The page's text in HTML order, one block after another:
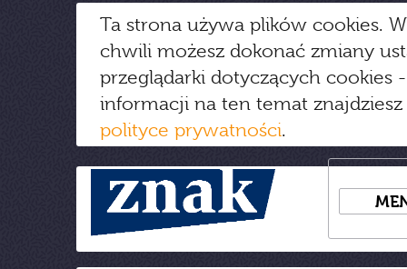
Ta strona używa plików cookies.
chwili możesz dokonać zmiany
przeglądarki dotyczących cookies
informacji na ten temat
polityce prywatności.